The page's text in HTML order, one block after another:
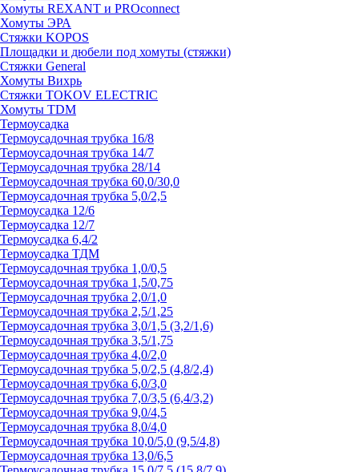
Хомуты REXANT и PROconnect
Хомуты ЭРА
Стяжки KOPOS
Площадки и дюбели под хомуты (стяжки)
Стяжки General
Хомуты Вихрь
Стяжки TOKOV ELECTRIC
Хомуты TDM
Термоусадка
Термоусадочная трубка 16/8
Термоусадочная трубка 14/7
Термоусадочная трубка 28/14
Термоусадочная трубка 60,0/30,0
Термоусадочная трубка 5,0/2,5
Термоусадка 12/6
Термоусадка 12/7
Термоусадка 6,4/2
Термоусадка ТДМ
Термоусадочная трубка 1,0/0,5
Термоусадочная трубка 1,5/0,75
Термоусадочная трубка 2,0/1,0
Термоусадочная трубка 2,5/1,25
Термоусадочная трубка 3,0/1,5 (3,2/1,6)
Термоусадочная трубка 3,5/1,75
Термоусадочная трубка 4,0/2,0
Термоусадочная трубка 5,0/2,5 (4,8/2,4)
Термоусадочная трубка 6,0/3,0
Термоусадочная трубка 7,0/3,5 (6,4/3,2)
Термоусадочная трубка 9,0/4,5
Термоусадочная трубка 8,0/4,0
Термоусадочная трубка 10,0/5,0 (9,5/4,8)
Термоусадочная трубка 13,0/6,5